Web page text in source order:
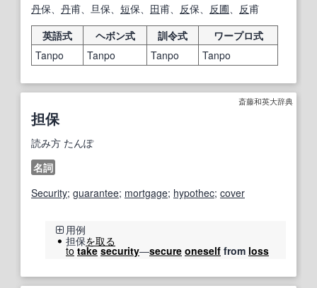
丹保、 丹甫、旦保、 短保、 田甫、 反保、 反圃 反甫
英語式
ヘボン式 訓令式
ワープロ式
Tanpo
Tanpo Tanpo Tanpo
斎藤和英大辞典
担保
読み方 たんぽ
名詞
Security; guarantee; mortgage; hypothec; cover
用例
担保を取る
to take security―secure oneself from loss